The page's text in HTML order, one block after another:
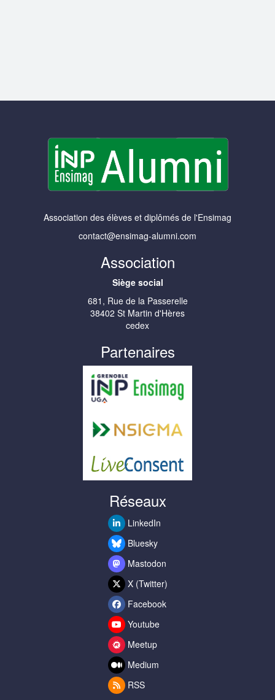
Association des élèves et diplômés de l'Ensimag
contact@ensimag-alumni.com
Association
Siège social
681, Rue de la Passerelle
38402 St Martin d'Hères
cedex
Partenaires
Réseaux
LinkedIn
Bluesky
Mastodon
X (Twitter)
Facebook
Youtube
Meetup
Medium
RSS